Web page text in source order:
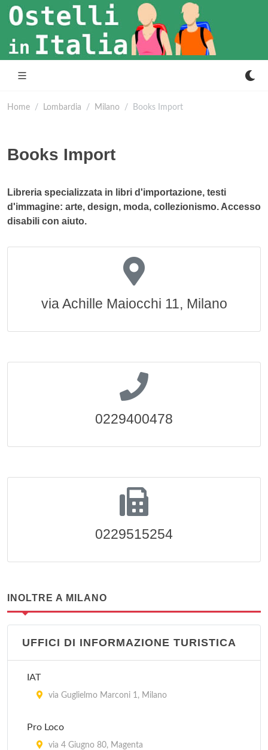
Home Lombardia Milano Books Import
Books Import
Libreria specializzata in libri d'importazione, testi
d'immagine: arte, design, moda, collezionismo. Accesso
disabili con aiuto.
via Achille Maiocchi 11, Milano
0229400478
0229515254
INOLTRE A MILANO
UFFICI DI INFORMAZIONE TURISTICA
IAT
via Guglielmo Marconi 1, Milano
Pro Loco
via 4 Giugno 80, Magenta